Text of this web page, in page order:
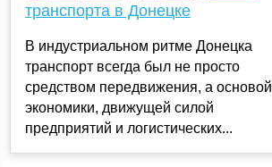
транспорта в Донецке
В индустриальном ритме Донецка
транспорт всегда был не просто
средством передвижения, а основой
экономики, движущей силой
предприятий и логистических...